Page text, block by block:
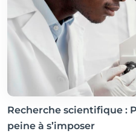
Recherche scientifique :
peine à s’imposer